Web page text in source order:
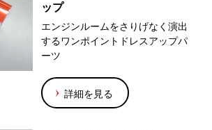
ップ
エンジンルームをさりげなく演出
するワンポイントドレスアップパ
ーツ
詳細を見る